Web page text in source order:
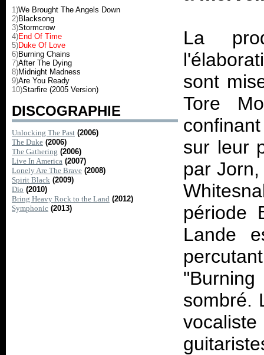
1)We Brought The Angels Down
2)Blacksong
3)Stormcrow
4)End Of Time
5)Duke Of Love
6)Burning Chains
7)After The Dying
8)Midnight Madness
9)Are You Ready
10)Starfire (2005 Version)
DISCOGRAPHIE
Unlocking The Past (2006)
The Duke (2006)
The Gathering (2006)
Live In America (2007)
Lonely Are The Brave (2008)
Spirit Black (2009)
Dio (2010)
Bring Heavy Rock to the Land (2012)
Symphonic (2013)
La
sont
Tore
sur leur
par
période
Lande
sombré.